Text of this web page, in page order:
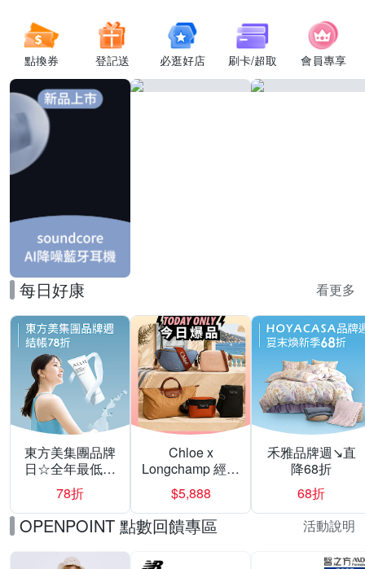
點換券 登記送 必逛好店 刷卡/超取 會員專享
每日好康 看更多
東方美集團品牌
日☆全年最低▼
激殺28折
78折
Chloe x
Longchamp 經典
包款均一價
$5888
$5,888
禾雅品牌週↘直
降68折
68折
OPENPOINT 點數回饋專區 活動說明